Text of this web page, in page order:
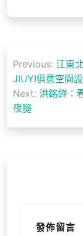
章
導
覽
Previous: 江東
JIUYI俱意空間
Next: 洪銘鏵：
夜腿
發佈留言